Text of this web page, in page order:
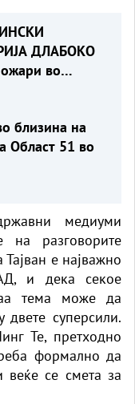
ДЛАБОКО
во
близина на
Област 51 во
медиуми
разговорите
е најважно
и дека секое
тема може да
суперсили.
Те, претходно
формално да
веќе се смета за